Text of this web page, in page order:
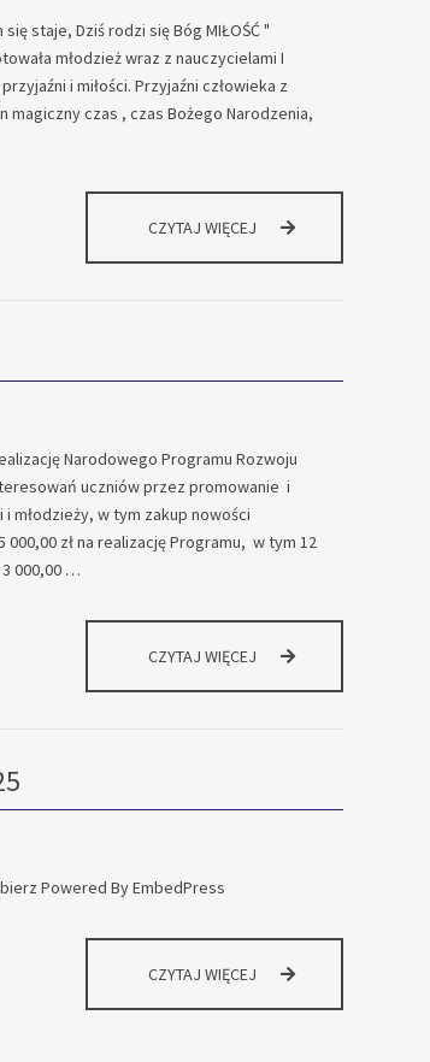
STASZICU
staje, Dziś rodzi się Bóg MIŁOŚĆ "
młodzież wraz z nauczycielami I
i miłości. Przyjaźni człowieka z
magiczny czas , czas Bożego Narodzenia,
CZYTAJ WIĘCEJ DZIŚ
Narodowego Programu Rozwoju
uczniów przez promowanie i
młodzieży, w tym zakup nowości
zł na realizację Programu, w tym 12
000,00 …
CZYTAJ WIĘCEJ NARODOWY
Powered By EmbedPress
CZYTAJ WIĘCEJ HARMONOGRAM